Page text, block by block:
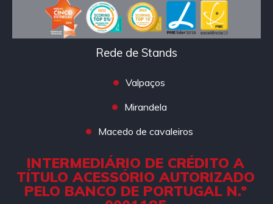
Rede de Stands
Valpaços
Mirandela
Macedo de cavaleiros
INTERMEDIÁRIO DE CRÉDITO A
TÍTULO ACESSÓRIO AUTORIZADO
PELO BANCO DE PORTUGAL N.º